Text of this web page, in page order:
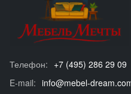
Телефон: +7 (495) 286 29 09
E-mail: info@mebel-